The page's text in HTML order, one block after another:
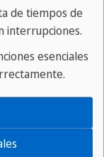
de tiempos de
interrupciones.
esenciales